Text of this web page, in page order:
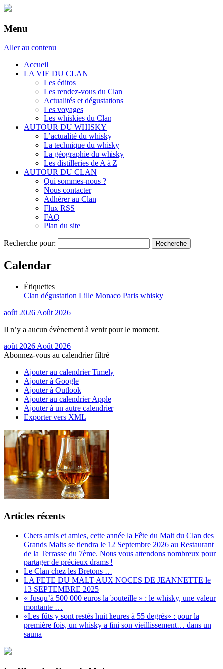
Menu
Aller au contenu
Accueil
LA VIE DU CLAN
Les éditos
Les rendez-vous du Clan
Actualités et dégustations
Les voyages
Les whiskies du Clan
AUTOUR DU WHISKY
L’actualité du whisky
La technique du whisky
La géographie du whisky
Les distilleries de A à Z
AUTOUR DU CLAN
Qui sommes-nous ?
Nous contacter
Adhérer au Clan
Flux RSS
FAQ
Plan du site
Recherche pour:
Calendar
Étiquettes
Clan dégustation Lille Monaco Paris whisky
août 2026 Août 2026
Il n’y a aucun évènement à venir pour le moment.
août 2026 Août 2026
Abonnez-vous au calendrier filtré
Ajouter au calendrier Timely
Ajouter à Google
Ajouter à Outlook
Ajouter au calendrier Apple
Ajouter à un autre calendrier
Exporter vers XML
Articles récents
Chers amis et amies, cette année la Fête du Malt du Clan des
Grands Malts se tiendra le 12 Septembre 2026 au Restaurant
de la Terrasse du 7ème. Nous vous attendons nombreux pour
partager de précieux drams !
Le Clan chez les Bretons …
LA FETE DU MALT AUX NOCES DE JEANNETTE le
13 SEPTEMBRE 2025
« Jusqu’à 500 000 euros la bouteille » : le whisky, une valeur
montante …
«Les fûts y sont restés huit heures à 55 degrés» : pour la
première fois, un whisky a fini son vieillissement… dans un
sauna